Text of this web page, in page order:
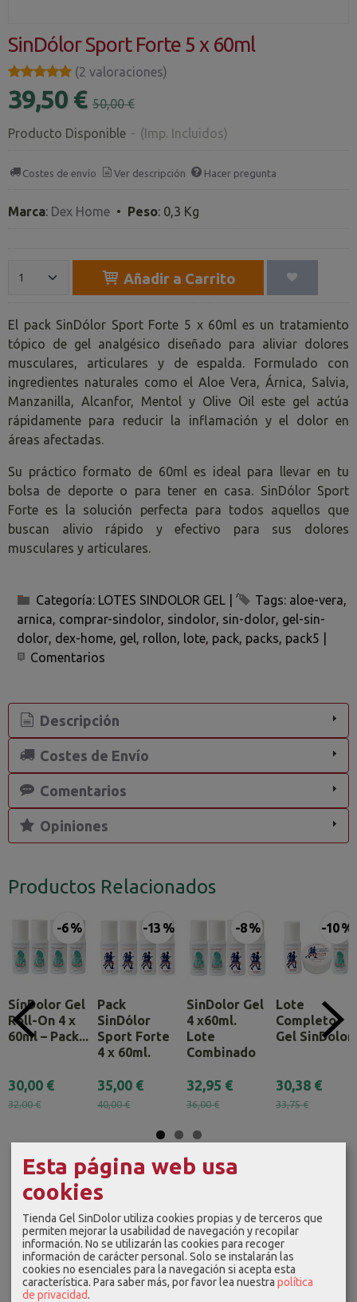
SinDólor Sport Forte 5 x 60ml
★★★★★
★★★★★ (2 valoraciones)
39,50 € 50,00 €
Producto Disponible - (Imp. Incluidos)
Costes de envío Ver descripción Hacer pregunta
Marca: Dex Home • Peso: 0,3 Kg
Añadir a Carrito
El pack SinDólor Sport Forte 5 x 60ml es un tratamiento
tópico de gel analgésico diseñado para aliviar dolores
musculares, articulares y de espalda. Formulado con
ingredientes naturales como el Aloe Vera, Árnica, Salvia,
Manzanilla, Alcanfor, Mentol y Olive Oil este gel actúa
rápidamente para reducir la inflamación y el dolor en
áreas afectadas.
Su práctico formato de 60ml es ideal para llevar en tu
bolsa de deporte o para tener en casa. SinDólor Sport
Forte es la solución perfecta para todos aquellos que
buscan alivio rápido y efectivo para sus dolores
musculares y articulares.
Categoría: LOTES SINDOLOR GEL Tags: aloe-vera
arnica comprar-sindolor sindolor sin-dolor gel-sin-
dolor dex-home gel rollon lote pack packs pack5
Comentarios
Descripción
Costes de Envío
Comentarios
Opiniones
Productos Relacionados
-6 %
SínDolor Gel
Roll-On 4 x
60ml – Pack...
30,00 €
32,00 €
-13 %
Pack
SinDólor
Sport Forte
4 x 60ml.
35,00 €
40,00 €
-8 %
SinDolor Gel
4 x60ml.
Lote
Combinado
32,95 €
36,00 €
-10 %
Lote
Completo
Gel SinDolor
30,38 €
33,75 €
Esta página web usa
cookies
Tienda Gel SinDolor utiliza cookies propias y de terceros que
permiten mejorar la usabilidad de navegación y recopilar
información. No se utilizarán las cookies para recoger
información de carácter personal. Solo se instalarán las
cookies no esenciales para la navegación si acepta esta
característica. Para saber más, por favor lea nuestra política
de privacidad.